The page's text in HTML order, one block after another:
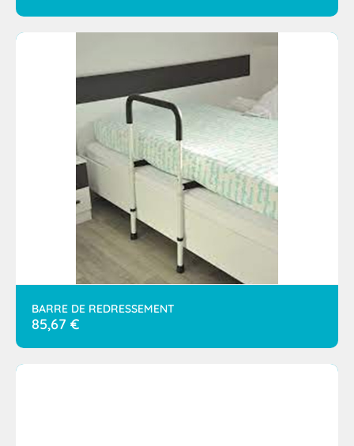
BARRE DE REDRESSEMENT
85,67 €